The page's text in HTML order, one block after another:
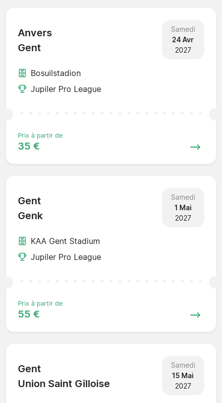
Anvers
Gent
Samedi
24 Avr
2027
Bosuilstadion
Jupiler Pro League
Prix à partir de
35 €
Gent
Genk
Samedi
1 Mai
2027
KAA Gent Stadium
Jupiler Pro League
Prix à partir de
55 €
Gent
Union Saint Gilloise
Samedi
15 Mai
2027